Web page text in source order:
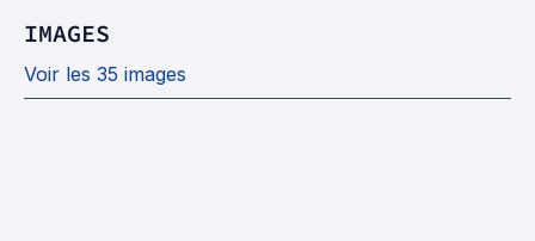
IMAGES
Voir les 35 images